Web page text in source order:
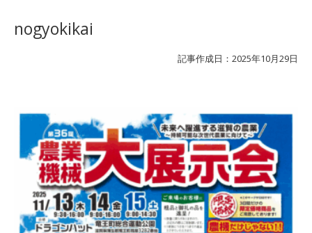
nogyokikai
記事作成日：2025年10月29日